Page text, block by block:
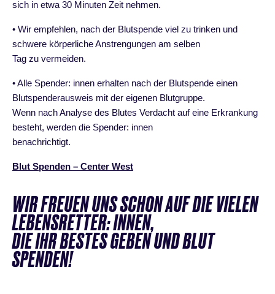
sich in etwa 30 Minuten Zeit nehmen.
• Wir empfehlen, nach der Blutspende viel zu trinken und
schwere körperliche Anstrengungen am selben
Tag zu vermeiden.
• Alle Spender: innen erhalten nach der Blutspende einen
Blutspenderausweis mit der eigenen Blutgruppe.
Wenn nach Analyse des Blutes Verdacht auf eine Erkrankung
besteht, werden die Spender: innen
benachrichtigt.
Blut Spenden – Center West
WIR FREUEN UNS SCHON AUF DIE VIELEN
LEBENSRETTER: INNEN,
DIE IHR BESTES GEBEN UND BLUT
SPENDEN!